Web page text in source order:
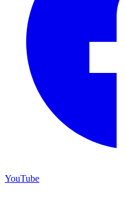
YouTube